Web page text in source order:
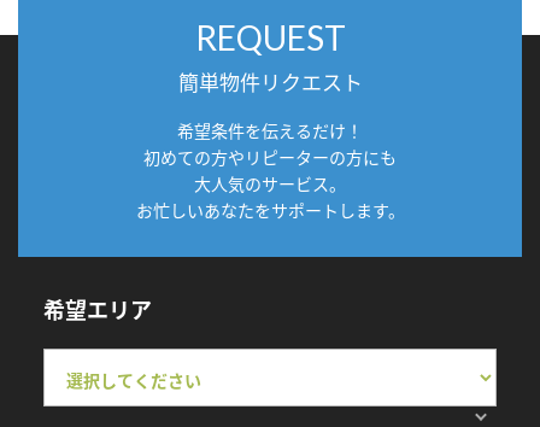
REQUEST
簡単物件リクエスト
希望条件を伝えるだけ！
初めての方やリピーターの方にも
大人気のサービス。
お忙しいあなたをサポートします。
希望エリア